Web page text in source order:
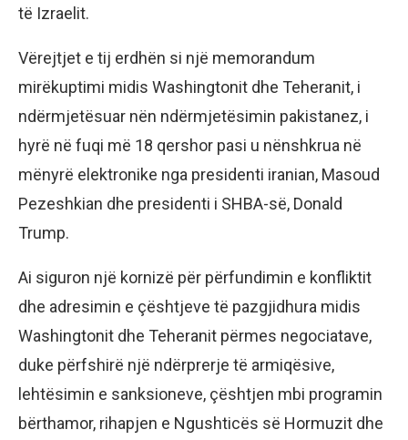
të Izraelit.
Vërejtjet e tij erdhën si një memorandum
mirëkuptimi midis Washingtonit dhe Teheranit, i
ndërmjetësuar nën ndërmjetësimin pakistanez, i
hyrë në fuqi më 18 qershor pasi u nënshkrua në
mënyrë elektronike nga presidenti iranian, Masoud
Pezeshkian dhe presidenti i SHBA-së, Donald
Trump.
Ai siguron një kornizë për përfundimin e konfliktit
dhe adresimin e çështjeve të pazgjidhura midis
Washingtonit dhe Teheranit përmes negociatave,
duke përfshirë një ndërprerje të armiqësive,
lehtësimin e sanksioneve, çështjen mbi programin
bërthamor, rihapjen e Ngushticës së Hormuzit dhe